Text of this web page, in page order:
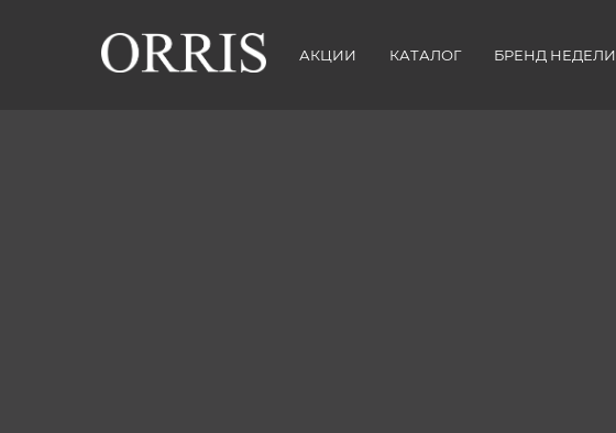
АКЦИИ КАТАЛОГ БРЕНД НЕДЕЛИ